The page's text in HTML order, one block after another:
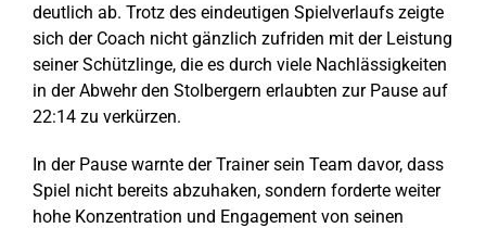
deutlich ab. Trotz des eindeutigen Spielverlaufs zeigte
sich der Coach nicht gänzlich zufriden mit der Leistung
seiner Schützlinge, die es durch viele Nachlässigkeiten
in der Abwehr den Stolbergern erlaubten zur Pause auf
22:14 zu verkürzen.
In der Pause warnte der Trainer sein Team davor, dass
Spiel nicht bereits abzuhaken, sondern forderte weiter
hohe Konzentration und Engagement von seinen